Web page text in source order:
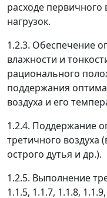
расходе первичного
нагрузок.
1.2.3. Обеспечение
влажности и
рационального
поддержания
воздуха и его
1.2.4. Поддержание
третичного воздуха
острого дутья и др.).
1.2.5. Выполнение
1.1.5, 1.1.7, 1.1.8,